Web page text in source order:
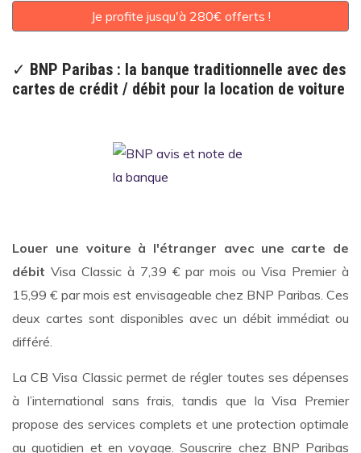
Je profite jusqu'à 280€ offerts !
✓ BNP Paribas : la banque traditionnelle avec des
cartes de crédit / débit pour la location de voiture
Louer une voiture à l'étranger avec une carte de
débit Visa Classic à 7,39 € par mois ou Visa Premier à
15,99 € par mois est envisageable chez BNP Paribas. Ces
deux cartes sont disponibles avec un débit immédiat ou
différé.
La CB Visa Classic permet de régler toutes ses dépenses
à l’international sans frais, tandis que la Visa Premier
propose des services complets et une protection optimale
au quotidien et en voyage. Souscrire chez BNP Paribas